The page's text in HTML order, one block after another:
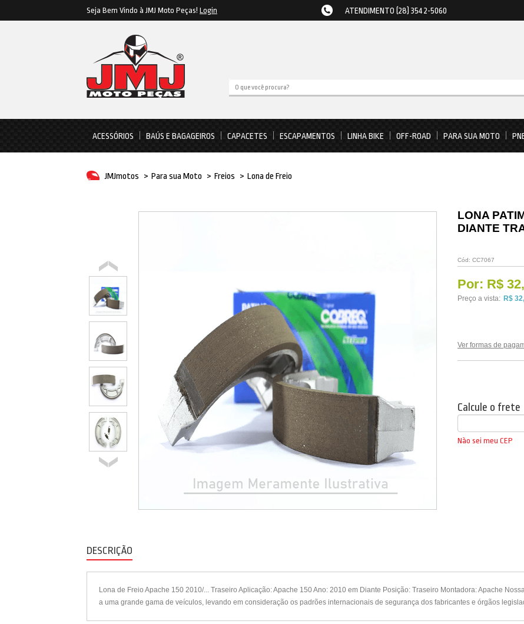
Seja Bem Vindo à JMJ Moto Peças! Login ATENDIMENTO (28) 3542-5060
ACESSÓRIOS BAÚS E BAGAGEIROS CAPACETES ESCAPAMENTOS LINHA BIKE OFF-ROAD PARA SUA MOTO
JMJmotos > Para sua Moto > Freios > Lona de Freio
LONA
DIANTE
Cód: CC7067
Por: R$
Preço a vista: R$
Ver formas de
Calcule o frete
Não sei meu CEP
DESCRIÇÃO
Lona de Freio Apache 150 2010/... Traseiro Aplicação: Apache 150 Ano: 2010 em Diante Posição: Traseiro Montadora: Apache
a uma grande gama de veículos, levando em consideração os padrões internacionais de segurança dos fabricantes e órgãos